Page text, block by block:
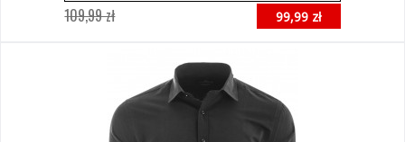
99,99 zł
109,99 zł